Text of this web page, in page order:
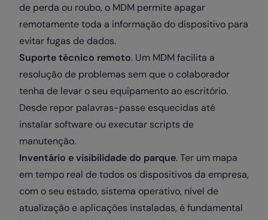
de perda ou roubo, o MDM permite apagar
remotamente toda a informação do dispositivo para
evitar fugas de dados.
Suporte técnico remoto. Um MDM facilita a
resolução de problemas sem que o colaborador
tenha de levar o seu equipamento ao escritório.
Desde repor palavras-passe esquecidas até
instalar software ou executar scripts de
manutenção.
Inventário e visibilidade do parque. Ter um mapa
em tempo real de todos os dispositivos da empresa,
com o seu estado, sistema operativo, nível de
atualização e aplicações instaladas, é fundamental